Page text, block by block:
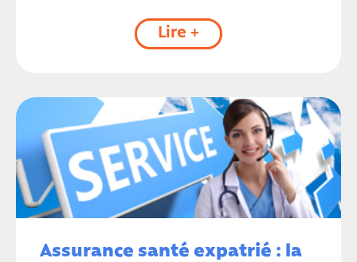
Lire +
Assurance santé expatrié : la